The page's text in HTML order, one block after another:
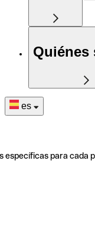
Quiénes
es
específicas para cada